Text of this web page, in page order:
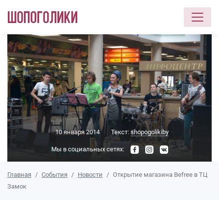
Перейти к основному содержанию
10 января 2014 Текст: shopogolikiby
Мы в социальных сетях:
Главная События Новости
Открытие магазина Befree в ТЦ
Замок